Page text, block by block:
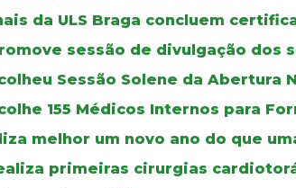
da ULS Braga concluem
sessão de divulgação dos
Sessão Solene da Abertura
155 Médicos Internos para
melhor um novo ano do que
primeiras cirurgias